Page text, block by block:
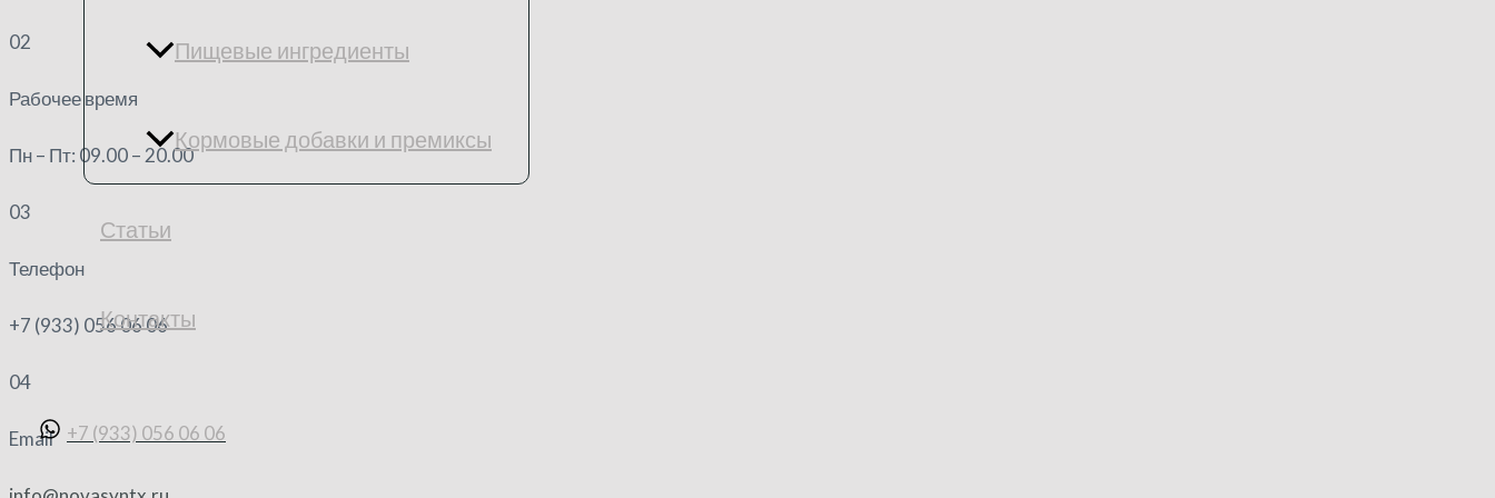
Пищевые ингредиенты
Кормовые добавки и премиксы
Статьи
Контакты
+7 (933) 056 06 06
02
Рабочее время
Пн – Пт: 09.00 – 20.00
03
Телефон
+7 (933) 056 06 06
04
Email